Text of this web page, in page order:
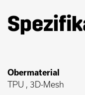
Obermaterial
TPU , 3D-Mesh